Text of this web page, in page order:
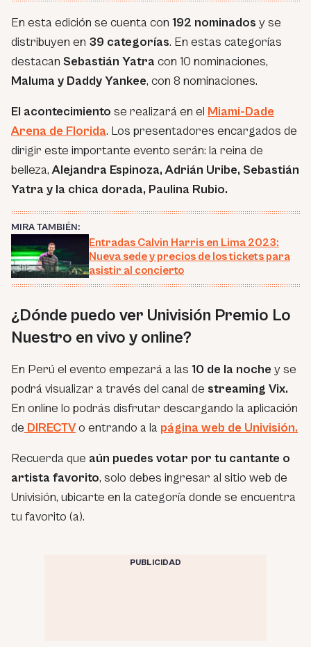
En esta edición se cuenta con 192 nominados y se
distribuyen en 39 categorías. En estas categorías
destacan Sebastián Yatra con 10 nominaciones,
Maluma y Daddy Yankee, con 8 nominaciones.
El acontecimiento se realizará en el Miami-Dade
Arena de Florida. Los presentadores encargados de
dirigir este importante evento serán: la reina de
belleza,Alejandra Espinoza, Adrián Uribe, Sebastián
Yatra y la chica dorada, Paulina Rubio.
MIRA TAMBIÉN:
Entradas Calvin Harris en Lima 2023:
Nueva sede y precios de los tickets para
asistir al concierto
¿Dónde puedo ver Univisión Premio Lo
Nuestro en vivo y online?
En Perú el evento empezará a las 10 de la noche y se
podrá visualizar a través del canal de streaming Vix.
En online lo podrás disfrutar descargando la aplicación
de DIRECTVo entrando a la página web de Univisión.
Recuerda que aún puedes votar por tu cantante o
artista favorito, solo debes ingresar al sitio web de
Univisión, ubicarte en la categoría donde se encuentra
tu favorito (a).
PUBLICIDAD